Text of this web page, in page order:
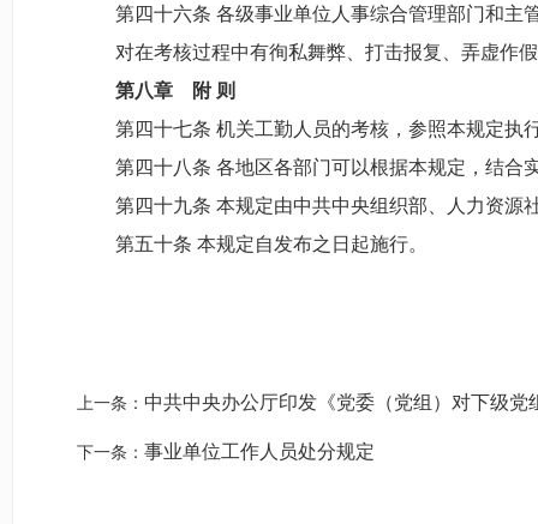
第四十六条 各级事业单位人事综合管理部门和主
对在考核过程中有徇私舞弊、打击报复、弄虚作假
第八章 附 则
第四十七条 机关工勤人员的考核，参照本规定执
第四十八条 各地区各部门可以根据本规定，结合
第四十九条 本规定由中共中央组织部、人力资源
第五十条 本规定自发布之日起施行。
上一条： 中共中央办公厅印发《党委（党组）对下级党
下一条： 事业单位工作人员处分规定